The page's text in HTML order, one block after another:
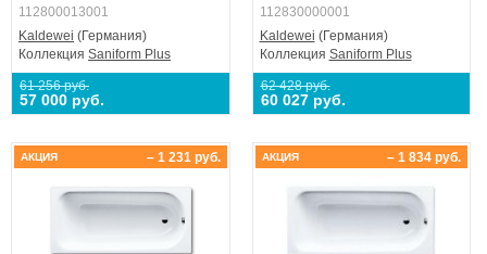
112800013001
Kaldewei (Германия)
Коллекция Saniform Plus
61 256 руб.
57 000 руб.
112830000001
Kaldewei (Германия)
Коллекция Saniform Plus
62 428 руб.
60 027 руб.
– 1 231 руб.
АКЦИЯ – 1 834 руб.
АКЦИЯ